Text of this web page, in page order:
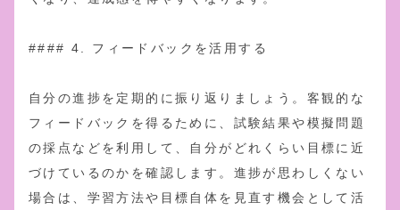
#### 4. フィードバックを活用する
自分の進捗を定期的に振り返りましょう。客観的な
フィードバックを得るために、試験結果や模擬問題
の採点などを利用して、自分がどれくらい目標に近
づけているのかを確認します。進捗が思わしくない
場合は、学習方法や目標自体を見直す機会として活